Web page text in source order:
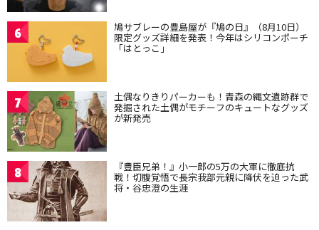
6 鳩サブレーの豊島屋が『鳩の日』（8月10日）
限定グッズ詳細を発表！今年はシリコンポーチ
「はとっこ」
7 土偶なりきりパーカーも！青森の縄文遺跡群で
発掘された土偶がモチーフのキュートなグッズ
が新発売
8 『豊臣兄弟！』小一郎の5万の大軍に徹底抗
戦！切腹覚悟で長宗我部元親に降伏を迫った武
将・谷忠澄の生涯